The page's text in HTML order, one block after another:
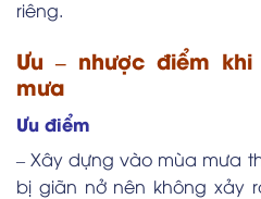
riêng.
Ưu – nhược điểm
mưa
Ưu điểm
– Xây dựng vào mùa mưa
bị giãn nở nên không xảy